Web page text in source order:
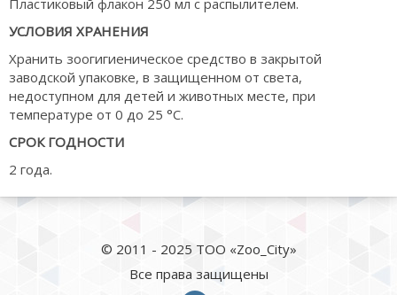
Пластиковый флакон 250 мл с распылителем.
УСЛОВИЯ ХРАНЕНИЯ
Хранить зоогигиеническое средство в закрытой
заводской упаковке, в защищенном от света,
недоступном для детей и животных месте, при
температуре от 0 до 25 °С.
СРОК ГОДНОСТИ
2 года.
© 2011 - 2025 ТОО «Zoo_City»
Все права защищены